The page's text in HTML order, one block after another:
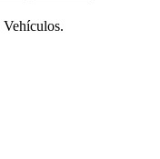
Vehículos.